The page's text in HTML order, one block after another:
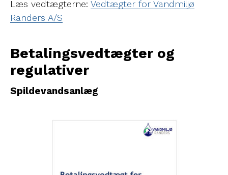
Læs vedtægterne: Vedtægter for Vandmiljø
Randers A/S
Betalingsvedtægter og
regulativer
Spildevandsanlæg